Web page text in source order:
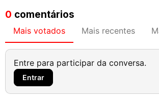
0 comentários
Mais votados Mais recentes
Entre para participar da conversa.
Entrar